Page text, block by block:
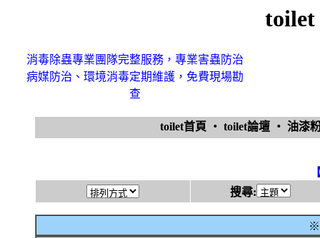
toilet
消毒除蟲專業團隊完整服務，專業害蟲防治
病媒防治、環境消毒定期維護，免費現場勘
查
toilet首頁 ‧ toilet論壇 ‧ 油漆
搜尋:
※